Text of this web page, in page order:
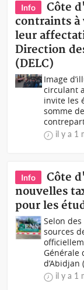
Info
Côte
contraints à
leur
Direction
(DELC)
Image
circulant
invite les
somme
il y a 1
Info
Côte
nouvelles
pour les
Selon
sources
Générale
d’Abidjan
il y a 1